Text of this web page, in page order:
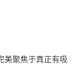
美聚焦于真正有吸